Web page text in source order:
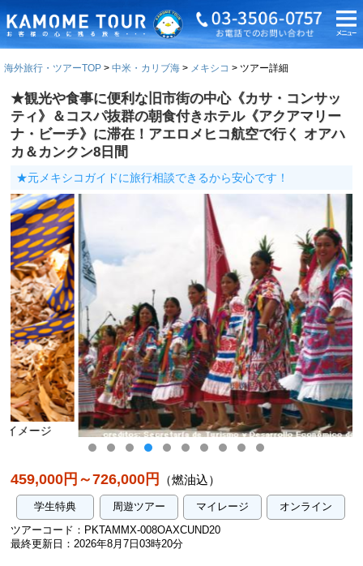
海外旅行・ツアーTOP 中米・カリブ海 メキシコ ツアー詳細
★観光や食事に便利な旧市街の中心《カサ・コンサッ
ティ》＆コスパ抜群の朝食付きホテル《アクアマリー
ナ・ビーチ》に滞在！アエロメヒコ航空で行く オアハ
カ＆カンクン8日間
★元メキシコガイドに旅行相談できるから安心です！
459,000円～726,000円 （燃油込）
学生特典 周遊ツアー マイレージ
オンライン
ツアーコード：PKTAMMX-008OAXCUND20
最終更新日：2026年8月7日03時20分